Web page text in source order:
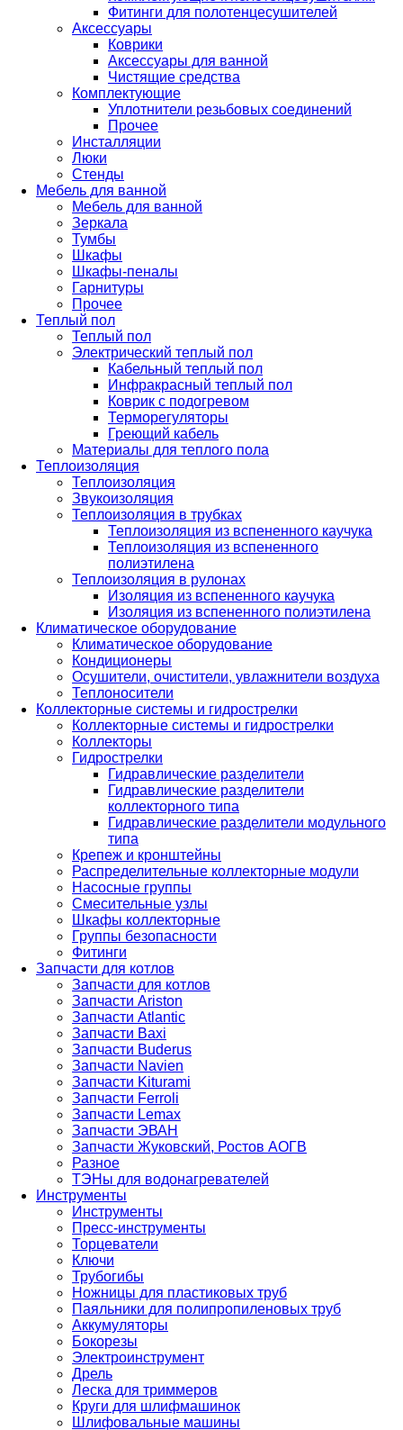
Фитинги для полотенцесушителей
Аксессуары
Коврики
Аксессуары для ванной
Чистящие средства
Комплектующие
Уплотнители резьбовых соединений
Прочее
Инсталляции
Люки
Стенды
Мебель для ванной
Мебель для ванной
Зеркала
Тумбы
Шкафы
Шкафы-пеналы
Гарнитуры
Прочее
Теплый пол
Теплый пол
Электрический теплый пол
Кабельный теплый пол
Инфракрасный теплый пол
Коврик с подогревом
Терморегуляторы
Греющий кабель
Материалы для теплого пола
Теплоизоляция
Теплоизоляция
Звукоизоляция
Теплоизоляция в трубках
Теплоизоляция из вспененного каучука
Теплоизоляция из вспененного
полиэтилена
Теплоизоляция в рулонах
Изоляция из вспененного каучука
Изоляция из вспененного полиэтилена
Климатическое оборудование
Климатическое оборудование
Кондиционеры
Осушители, очистители, увлажнители воздуха
Теплоносители
Коллекторные системы и гидрострелки
Коллекторные системы и гидрострелки
Коллекторы
Гидрострелки
Гидравлические разделители
Гидравлические разделители
коллекторного типа
Гидравлические разделители модульного
типа
Крепеж и кронштейны
Распределительные коллекторные модули
Насосные группы
Смесительные узлы
Шкафы коллекторные
Группы безопасности
Фитинги
Запчасти для котлов
Запчасти для котлов
Запчасти Ariston
Запчасти Atlantic
Запчасти Baxi
Запчасти Buderus
Запчасти Navien
Запчасти Kiturami
Запчасти Ferroli
Запчасти Lemax
Запчасти ЭВАН
Запчасти Жуковский, Ростов АОГВ
Разное
ТЭНы для водонагревателей
Инструменты
Инструменты
Пресс-инструменты
Торцеватели
Ключи
Трубогибы
Ножницы для пластиковых труб
Паяльники для полипропиленовых труб
Аккумуляторы
Бокорезы
Электроинструмент
Дрель
Леска для триммеров
Круги для шлифмашинок
Шлифовальные машины